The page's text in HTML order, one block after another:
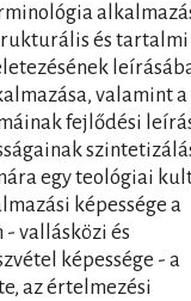
és tartalmi
valamint a
fejlődési
egy teológiai
képessége a
vallásközi és
képessége - a
az értelmezési